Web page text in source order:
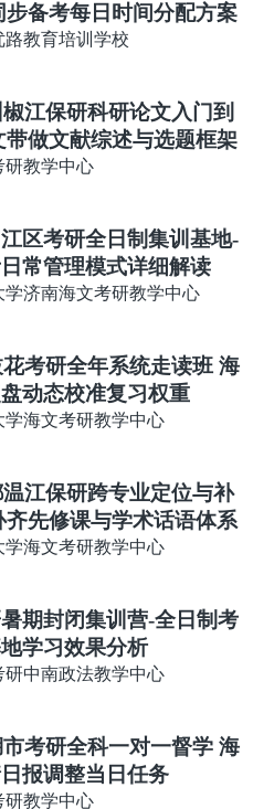
步备考每日时间分配方案
路教育培训学校
江保研科研论文入门到
带做文献综述与选题框架
研教学中心
区考研全日制集训基地-
常管理模式详细解读
学济南海文考研教学中心
考研全年系统走读班 海
动态校准复习权重
学海文考研教学中心
江保研跨专业定位与补
齐先修课与学术话语体系
学海文考研教学中心
期封闭集训营-全日制考
学习效果分析
研中南政法教学中心
考研全科一对一督学 海
报调整当日任务
研教学中心